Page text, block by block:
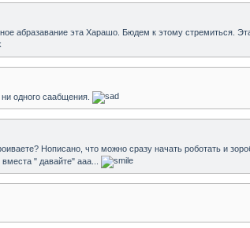
абразавание эта Харашо. Бюдем к этому стремиться.
одного саабщения.
Нописано, что можно сразу начать роботать и
" давайте" ааа...